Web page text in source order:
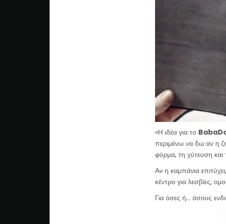
«Η ιδέα για το
περιμένω να δω αν η
φόρμα, τη χύτευση
Αν η καμπάνια
κέντρο για λεσβίες,
Για όσες ή… όσους